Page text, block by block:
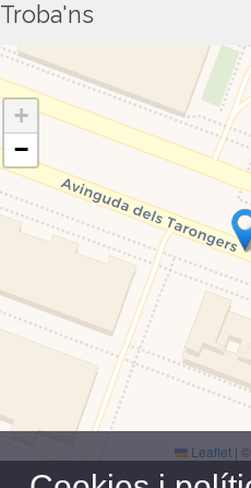
La Covid-19
bretxa de
La Covid-19
bretxa de
Estableixen
les
de València
Analitzen
l’actualitat
Troba'ns
+
−
Leaflet | ©